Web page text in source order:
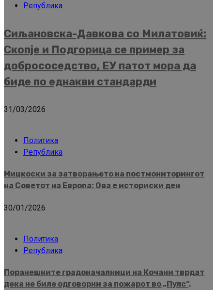
Република
Сиљановска-Давкова со Милатовиќ:
Скопје и Подгорица се пример за
добрососедство, ЕУ патот мора да
биде по еднакви стандарди
31/03/2026
Политика
Република
Мицкоски за затворањето на постмониторингот
на Советот на Европа: Ова е историски ден
30/01/2026
Политика
Република
Поранешните градоначалници на Кочани тврдат
дека не биле одговорни за пожарот во „Пулс“,